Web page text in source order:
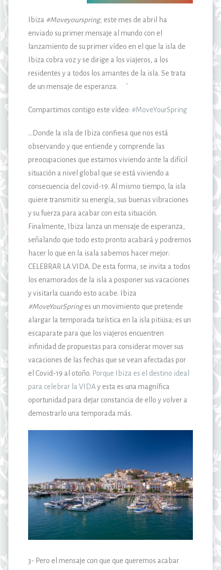
Ibiza #Moveyourspring, este mes de abril ha
enviado su primer mensaje al mundo con el
lanzamiento de su primer vídeo en el que la isla de
Ibiza cobra voz y se dirige a los viajeros, a los
residentes y a todos los amantes de la isla. Se trata
de un mensaje de esperanza. ´
Compartimos contigo este vídeo:#MoveYourSpring
…Donde la isla de Ibiza confiesa que nos está
observando y que entiende y comprende las
preocupaciones que estamos viviendo ante la difícil
situación a nivel global que se está viviendo a
consecuencia del covid-19. Al mismo tiempo, la isla
quiere transmitir su energía, sus buenas vibraciones
y su fuerza para acabar con esta situación.
Finalmente, Ibiza lanza un mensaje de esperanza,
señalando que todo esto pronto acabará y podremos
hacer lo que en la isala sabemos hacer mejor:
CELEBRAR LA VIDA. De esta forma, se invita a todos
los enamorados de la isla a posponer sus vacaciones
y visitarla cuando esto acabe. Ibiza
#MoveYourSpringes un movimiento que pretende
alargar la temporada turística en la isla pitiüsa; es un
escaparate para que los viajeros encuentren
infinidad de propuestas para considerar mover sus
vacaciones de las fechas que se vean afectadas por
el Covid-19 al otoño. Porque Ibiza es el destino ideal
para celebrar la VIDAy esta es una magnífica
oportunidad para dejar constancia de ello y volver a
demostrarlo una temporada más.
3- Pero el mensaje con que que queremos acabar